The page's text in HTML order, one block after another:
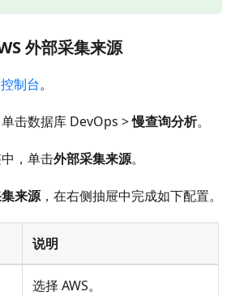
外部采集来源
制台。
击数据库 DevOps >慢查询分析。
，单击外部采集来源。
来源，在右侧抽屉中完成如下配置。
说明
选择 AWS。